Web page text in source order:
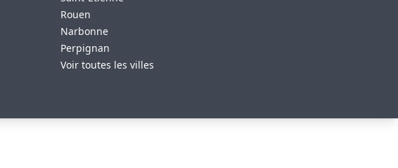
Rouen
Narbonne
Perpignan
Voir toutes les villes